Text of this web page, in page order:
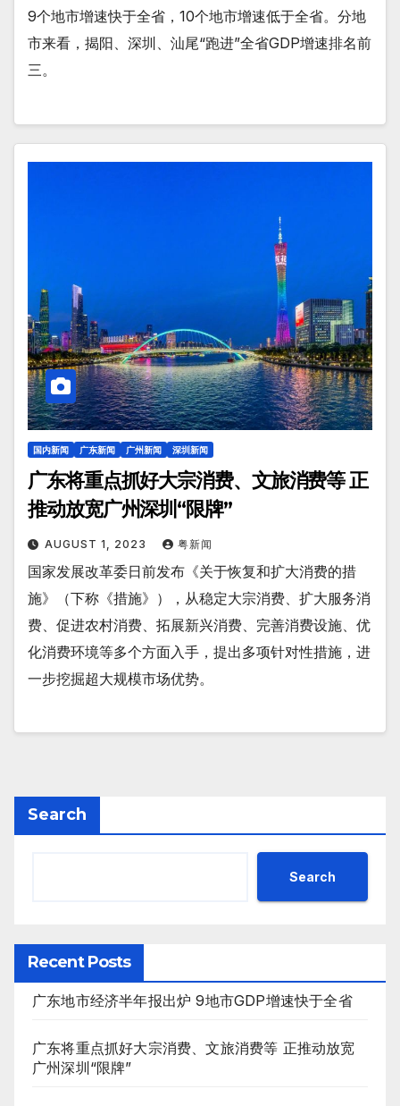
9个地市增速快于全省，10个地市增速低于全省。分地
市来看，揭阳、深圳、汕尾“跑进”全省GDP增速排名前
三。
国内新闻 广东新闻 广州新闻 深圳新闻
广东将重点抓好大宗消费、文旅消费等 正
推动放宽广州深圳“限牌”
AUGUST 1, 2023 粤新闻
国家发展改革委日前发布《关于恢复和扩大消费的措
施》（下称《措施》），从稳定大宗消费、扩大服务消
费、促进农村消费、拓展新兴消费、完善消费设施、优
化消费环境等多个方面入手，提出多项针对性措施，进
一步挖掘超大规模市场优势。
Search
Search
Recent Posts
广东地市经济半年报出炉 9地市GDP增速快于全省
广东将重点抓好大宗消费、文旅消费等 正推动放宽
广州深圳“限牌”